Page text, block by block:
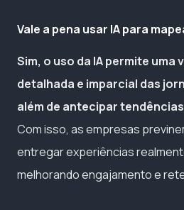
Vale a pena usar IA para
Sim, o uso da IA permite uma
detalhada e imparcial das
além de antecipar
Com isso, as empresas
entregar experiências
melhorando engajamento e